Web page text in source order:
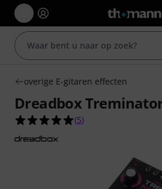
overige E-gitaren effecten
Dreadbox
5.0 van de 5 sterren
(5)